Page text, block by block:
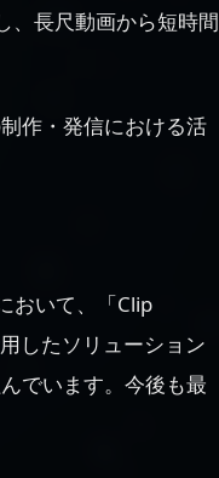
、長尺動画から短時間
作・発信における活
おいて、「Clip
したソリューション
でいます。今後も最